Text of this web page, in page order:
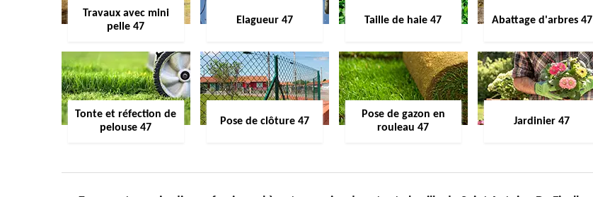
Travaux avec mini
pelle 47
Elagueur 47 Taille de haie 47 Abattage d'arbres 47
Tonte et réfection de
pelouse 47
Pose de clôture 47
Pose de gazon en
rouleau 47
Jardinier 47